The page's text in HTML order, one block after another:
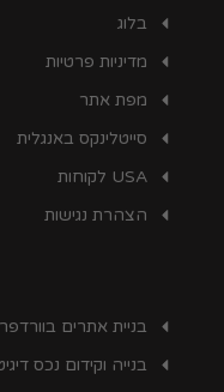
בלוג
מדיניות פרטיות
מפת אתר
סייטלינקס באנגלית
USA לקוחות
הצהרת נגישות
בניית אתרים
בנייה וקידום נכס